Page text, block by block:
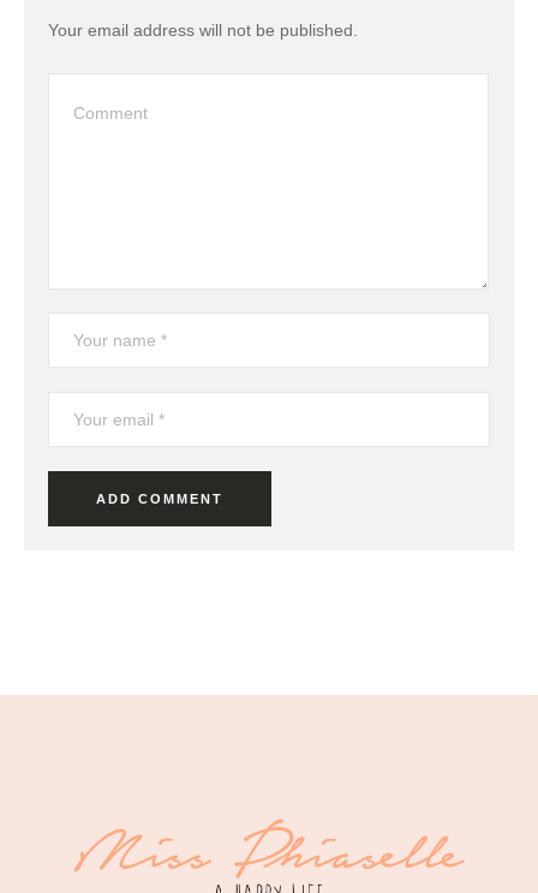
Your email address will not be published.